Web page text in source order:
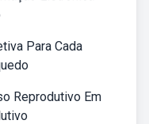
Para Cada
Reprodutivo Em